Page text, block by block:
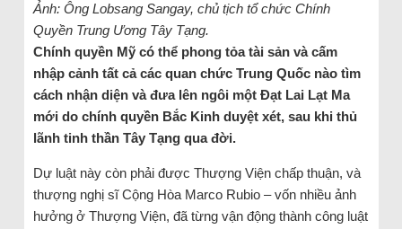
Ảnh: Ông Lobsang Sangay, chủ tịch tổ chức Chính
Quyền Trung Ương Tây Tạng.
Chính quyền Mỹ có thể phong tỏa tài sản và cấm
nhập cảnh tất cả các quan chức Trung Quốc nào tìm
cách nhận diện và đưa lên ngôi một Đạt Lai Lạt Ma
mới do chính quyền Bắc Kinh duyệt xét, sau khi thủ
lãnh tinh thần Tây Tạng qua đời.
Dự luật này còn phải được Thượng Viện chấp thuận, và
thượng nghị sĩ Cộng Hòa Marco Rubio – vốn nhiều ảnh
hưởng ở Thượng Viện, đã từng vận động thành công luật